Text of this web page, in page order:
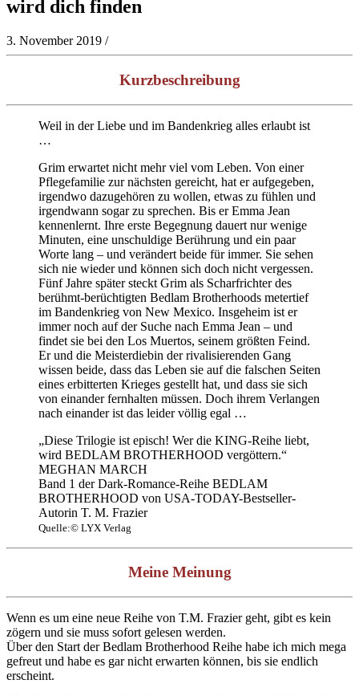
wird dich finden
3. November 2019 /
Kurzbeschreibung
Weil in der Liebe und im Bandenkrieg alles erlaubt ist
…
Grim erwartet nicht mehr viel vom Leben. Von einer
Pflegefamilie zur nächsten gereicht, hat er aufgegeben,
irgendwo dazugehören zu wollen, etwas zu fühlen und
irgendwann sogar zu sprechen. Bis er Emma Jean
kennenlernt. Ihre erste Begegnung dauert nur wenige
Minuten, eine unschuldige Berührung und ein paar
Worte lang – und verändert beide für immer. Sie sehen
sich nie wieder und können sich doch nicht vergessen.
Fünf Jahre später steckt Grim als Scharfrichter des
berühmt-berüchtigten Bedlam Brotherhoods metertief
im Bandenkrieg von New Mexico. Insgeheim ist er
immer noch auf der Suche nach Emma Jean – und
findet sie bei den Los Muertos, seinem größten Feind.
Er und die Meisterdiebin der rivalisierenden Gang
wissen beide, dass das Leben sie auf die falschen Seiten
eines erbitterten Krieges gestellt hat, und dass sie sich
von einander fernhalten müssen. Doch ihrem Verlangen
nach einander ist das leider völlig egal …
„Diese Trilogie ist episch! Wer die KING-Reihe liebt,
wird BEDLAM BROTHERHOOD vergöttern.“
MEGHAN MARCH
Band 1 der Dark-Romance-Reihe BEDLAM
BROTHERHOOD von USA-TODAY-Bestseller-
Autorin T. M. Frazier
Quelle:© LYX Verlag
Meine Meinung
Wenn es um eine neue Reihe von T.M. Frazier geht, gibt es kein
zögern und sie muss sofort gelesen werden.
Über den Start der Bedlam Brotherhood Reihe habe ich mich mega
gefreut und habe es gar nicht erwarten können, bis sie endlich
erscheint.